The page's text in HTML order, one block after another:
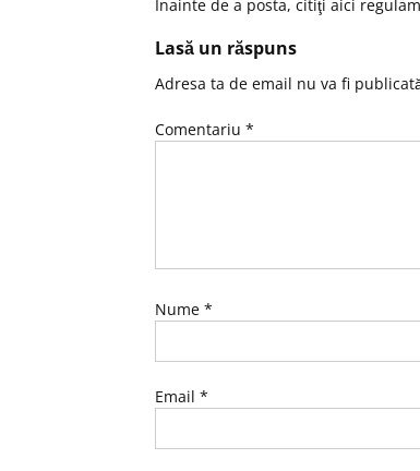
Înainte de a posta, citiţi aici
Lasă un răspuns
Adresa ta de email nu va fi
Comentariu *
Nume *
Email *